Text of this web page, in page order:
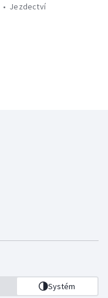
Jezdectví
Systém